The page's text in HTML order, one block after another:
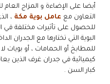
أيضا على الإضاءة و المزاج العام
التعاون مع عامل بوية مكة ،
للحصول على تأثيرات مختلفة في
البوية التي تختارها مع الجدران
للمطابخ أو الحمامات ، أو بويات
كيميائية في جدران غرف الذين
كبار السن .